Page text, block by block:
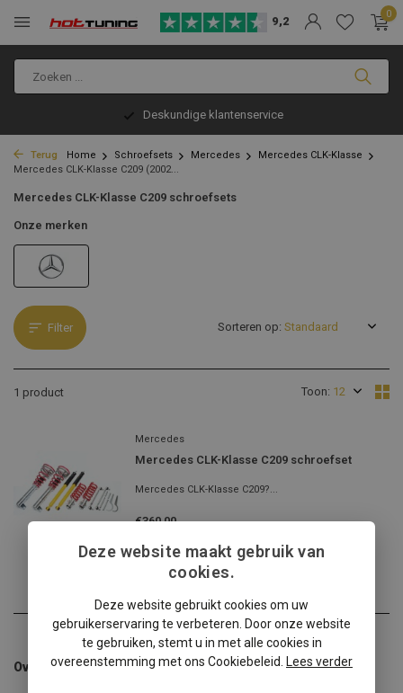
9,2
0
Deskundige klantenservice
Terug Home Schroefsets Mercedes
Mercedes CLK-Klasse
Mercedes CLK-Klasse C209 (2002...
Mercedes CLK-Klasse C209 schroefsets
Onze merken
Filter
1 product Toon:
Sorteren op:
Mercedes
Mercedes CLK-Klasse C209 schroefset
Mercedes CLK-Klasse C209?...
€360,00
Overige categorieën in Schroefsets
Deze website maakt gebruik van
cookies.
Deze website gebruikt cookies om uw
gebruikerservaring te verbeteren. Door onze website
te gebruiken, stemt u in met alle cookies in
overeenstemming met ons Cookiebeleid.
Lees verder